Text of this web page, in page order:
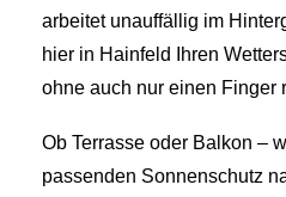
arbeitet unauffällig im
hier in Hainfeld Ihren
ohne auch nur einen Finger
Ob Terrasse oder Balkon –
passenden Sonnenschutz